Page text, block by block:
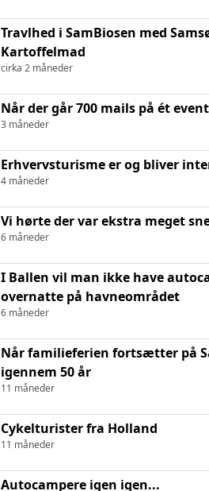
Travlhed i SamBiosen med
Kartoffelmad
cirka 2 måneder
Når der går 700 mails på ét event
3 måneder
Erhvervsturisme er og bliver
4 måneder
Vi hørte der var ekstra meget
6 måneder
I Ballen vil man ikke have
overnatte på havneområdet
6 måneder
Når familieferien fortsætter på
igennem 50 år
11 måneder
Cykelturister fra Holland
11 måneder
Autocampere igen igen...